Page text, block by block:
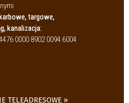
targowe,
kanalizacja:
0000 8902 0094 6004
TELEADRESOWE